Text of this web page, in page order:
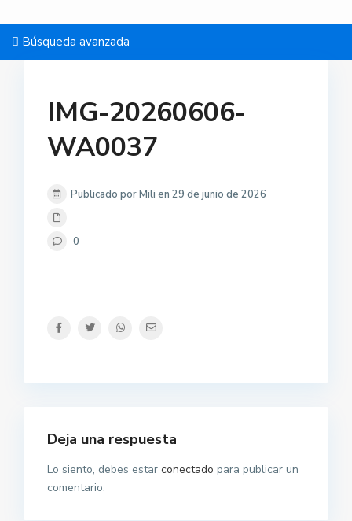
Búsqueda avanzada
IMG-20260606-
WA0037
Publicado por Mili en 29 de junio de 2026
0
Deja una respuesta
Lo siento, debes estar conectado para publicar un
comentario.